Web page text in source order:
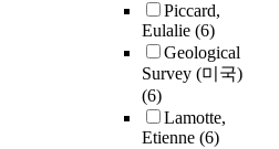
Piccard,
Eulalie (6)
Geological
Survey (미국)
(6)
Lamotte,
Etienne (6)